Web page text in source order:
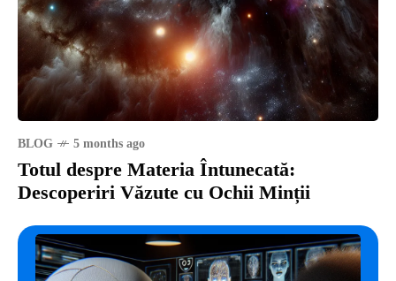
BLOG 5 months ago
Totul despre Materia Întunecată:
Descoperiri Văzute cu Ochii Minții